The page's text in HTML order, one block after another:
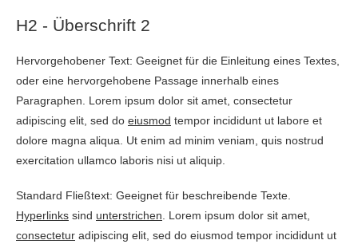
H2 - Überschrift 2
Hervorgehobener Text: Geeignet für die Einleitung eines Textes,
oder eine hervorgehobene Passage innerhalb eines
Paragraphen. Lorem ipsum dolor sit amet, consectetur
adipiscing elit, sed do eiusmod tempor incididunt ut labore et
dolore magna aliqua. Ut enim ad minim veniam, quis nostrud
exercitation ullamco laboris nisi ut aliquip.
Standard Fließtext: Geeignet für beschreibende Texte.
Hyperlinks sind unterstrichen . Lorem ipsum dolor sit amet,
consectetur adipiscing elit, sed do eiusmod tempor incididunt ut